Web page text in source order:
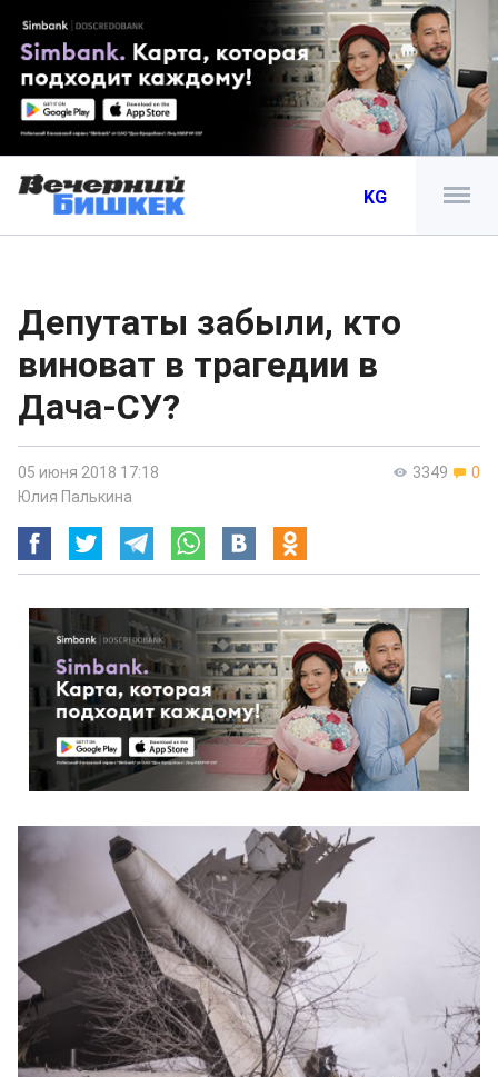
KG
Депутаты забыли, кто
виноват в трагедии в
Дача-СУ?
3349 0
05 июня 2018 17:18
Юлия Палькина